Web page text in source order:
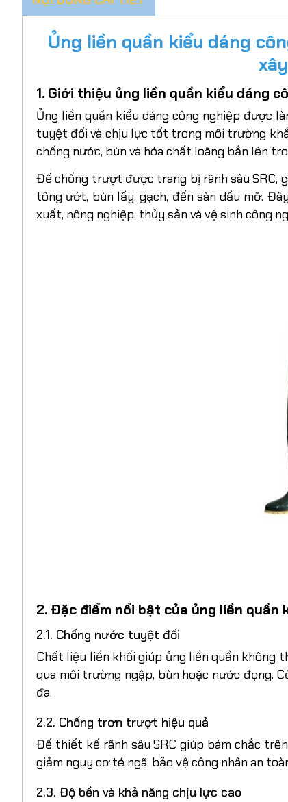
Ủng liền quần kiểu dáng
1. Giới thiệu ủng liền quần kiểu dáng
Ủng liền quần kiểu dáng công nghiệp được
tuyệt đối và chịu lực tốt trong môi trường
chống nước, bùn và hóa chất loãng bắn lên
Đế chống trượt được trang bị rãnh sâu SRC,
tông ướt, bùn lầy, gạch, đến sàn dầu mỡ.
xuất, nông nghiệp, thủy sản và vệ sinh công
2. Đặc điểm nổi bật của ủng liền quần
2.1. Chống nước tuyệt đối
Chất liệu liền khối giúp ủng liền quần không
qua môi trường ngập, bùn hoặc nước đọng.
đa.
2.2. Chống trơn trượt hiệu quả
Đế thiết kế rãnh sâu SRC giúp bám chắc
giảm nguy cơ té ngã, bảo vệ công nhân an
2.3. Độ bền và khả năng chịu lực cao